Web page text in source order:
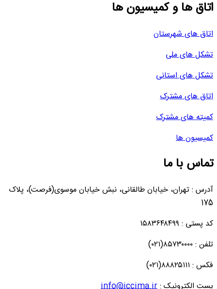
اتاق ها و کمیسیون ها
اتاق های شهرستان
تشکل های ملی
تشکل های استانی
اتاق های مشترک
کمیته های مشترک
کمیسیون ها
تماس با ما
آدرس : تهران، خیابان طالقانی، نبش خیابان موسوی(فرصت)، پلاک
175
کد پستی : ۱۵۸۳۶۴۸۴۹۹
تلفن : ۸۵۷۳۰۰۰۰(۰۲۱)
فکس : ۸۸۸۲۵۱۱۱(۰۲۱)
پست الکترونیک :info@iccima.ir